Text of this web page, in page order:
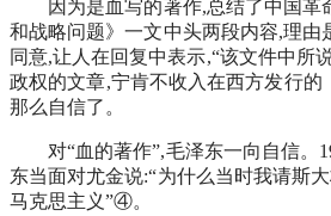
因为是血写的著作,总结了中国
和战略问题》一文中头两段内容,理由
同意,让人在回复中表示,“该文件中所
政权的文章,宁肯不收入在西方发行
那么自信了。
对“血的著作”,毛泽东一向自信
东当面对尤金说:“为什么当时我请斯
马克思主义”④。